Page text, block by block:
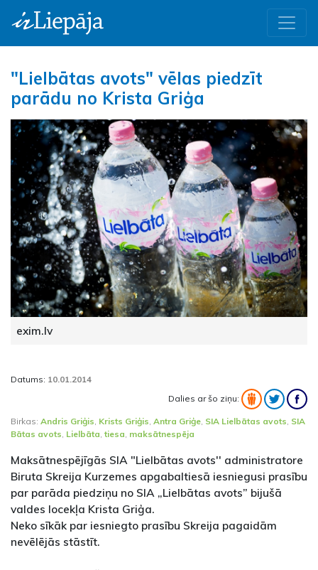
"Lielbātas avots" vēlas piedzīt
parādu no Krista Griģa
exim.lv
Datums: 10.01.2014
Dalies ar šo ziņu:
Birkas: Andris Griģis, Krists Griģis, Antra Griģe, SIA Lielbātas avots, SIA
Bātas avots, Lielbāta,tiesa, maksātnespēja
Maksātnespējīgās SIA "Lielbātas avots'' administratore
Biruta Skreija Kurzemes apgabaltiesā iesniegusi prasību
par parāda piedziņu no SIA „Lielbātas avots” bijušā
valdes locekļa Krista Griģa.
Neko sīkāk par iesniegto prasību Skreija pagaidām
nevēlējās stāstīt.